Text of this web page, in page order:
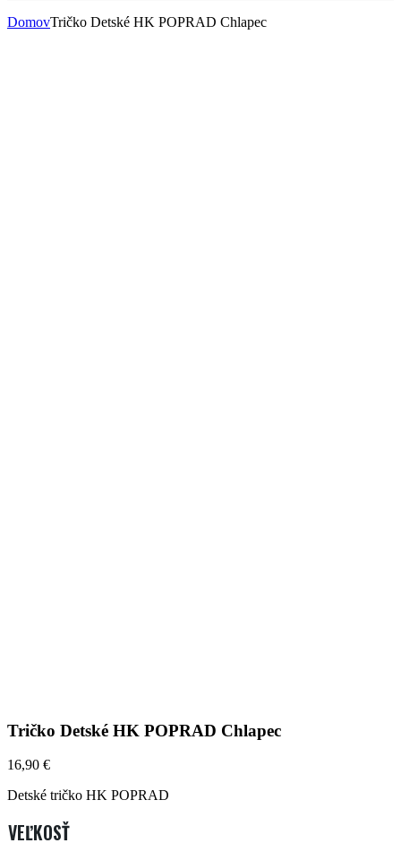
DomovTričko Detské HK POPRAD Chlapec
Tričko Detské HK POPRAD Chlapec
16,90 €
Detské tričko HK POPRAD
VEĽKOSŤ